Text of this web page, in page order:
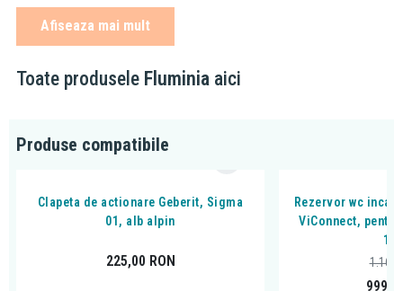
mecanism soft close, previne zgomotul la
confortul zilnic.
Fiind un model suspendat, montajul lasă pardoseala liberă, ceea
ce ușurează curățenia și oferă un aspect aerisit și modern băii.
Design modern, cu formă dreptunghiulară rotunjită
Afiseaza mai mult
Toate produsele Fluminia aici
Produse compatibile
Clapeta de actionare Geberit, Sigma
01, alb alpin
225,00 RON
Rezervor wc
ViConnect,